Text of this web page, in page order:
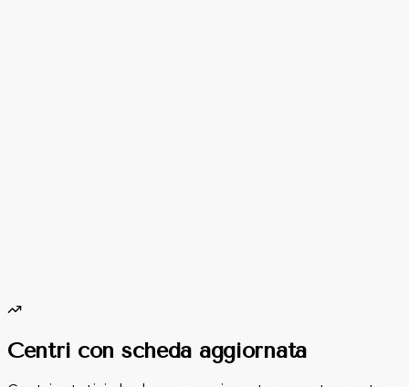
Centri con scheda aggiornata